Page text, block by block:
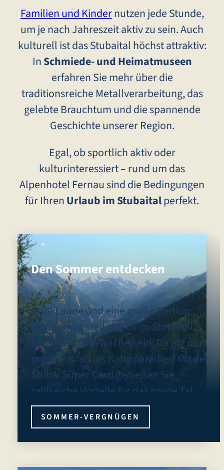
Familien und Kindernutzen jede Stunde,
um je nach Jahreszeit aktiv zu sein. Auch
kulturell ist das Stubaital höchst attraktiv:
InSchmiede- und Heimatmuseen
erfahren Sie mehr über die
traditionsreiche Metallverarbeitung, das
gelebte Brauchtum und die spannende
Geschichte unserer Region.
Egal, ob sportlich aktiv oder
kulturinteressiert – rund um das
Alpenhotel Fernau sind die Bedingungen
für IhrenUrlaub im Stubaitalperfekt.
Den Sommer entdecken
Gute Laune und eine große Portion
Wanderlust stellen sich im Stubaital
bereits beim Erwachen ein. Da gilt nur
noch eins: ab ins Naturparadies! Mit der
Stubai Super Card genießen Sie
zahlreiche Vorteile für das ganze Tal.
SOMMER-VERGNÜGEN